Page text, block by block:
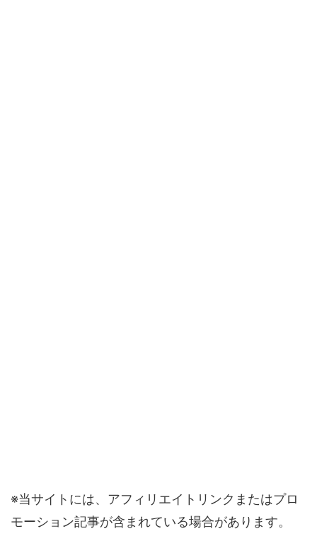
※当サイトには、アフィリエイトリンクまたはプロ
モーション記事が含まれている場合があります。